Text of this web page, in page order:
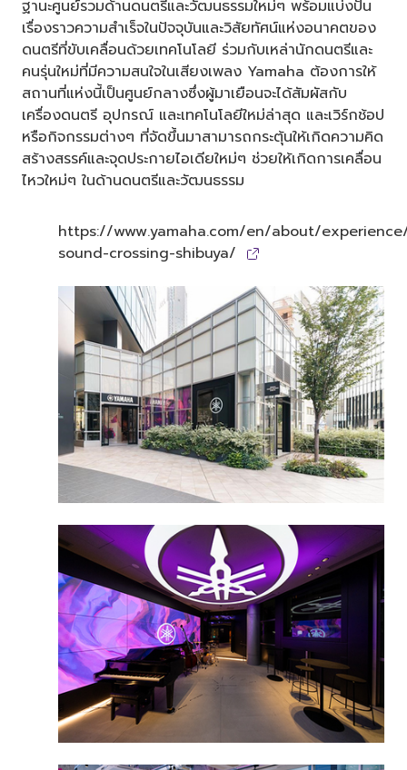
ฐานะศูนย์รวมด้านดนตรีและวัฒนธรรมใหม่ๆ พร้อมแบ่งปัน
เรื่องราวความสำเร็จในปัจจุบันและวิสัยทัศน์แห่งอนาคตของ
ดนตรีที่ขับเคลื่อนด้วยเทคโนโลยี ร่วมกับเหล่านักดนตรีและ
คนรุ่นใหม่ที่มีความสนใจในเสียงเพลง Yamaha ต้องการให้
สถานที่แห่งนี้เป็นศูนย์กลางซึ่งผู้มาเยือนจะได้สัมผัสกับ
เครื่องดนตรี อุปกรณ์ และเทคโนโลยีใหม่ล่าสุด และเวิร์กช้อป
หรือกิจกรรมต่างๆ ที่จัดขึ้นมาสามารถกระตุ้นให้เกิดความคิด
สร้างสรรค์และจุดประกายไอเดียใหม่ๆ ช่วยให้เกิดการเคลื่อน
ไหวใหม่ๆ ในด้านดนตรีและวัฒนธรรม
https://www.yamaha.com/en/about/
sound-crossing-shibuya/